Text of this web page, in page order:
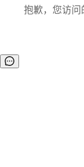
抱歉，您访问